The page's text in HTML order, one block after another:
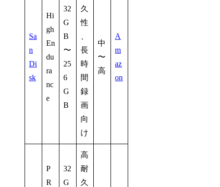
Sa
n
Di
sk
Hi
gh
En
du
ra
nc
e
32
G
B
〜
25
6
G
B
久
性
長
時
間
録
画
向
け
中
〜
高
A
m
az
on
P
R
32
G
高
耐
久